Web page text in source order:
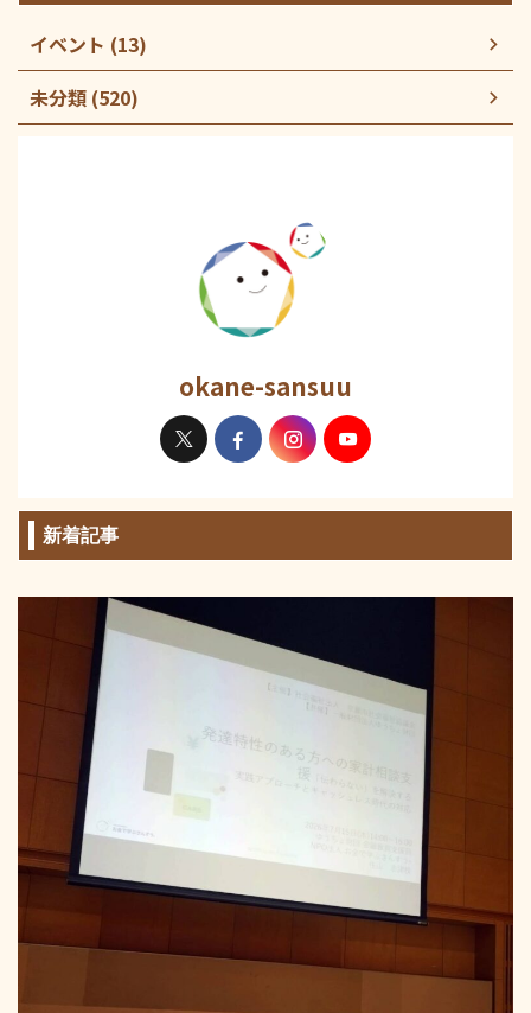
イベント (13)
未分類 (520)
okane-sansuu
新着記事